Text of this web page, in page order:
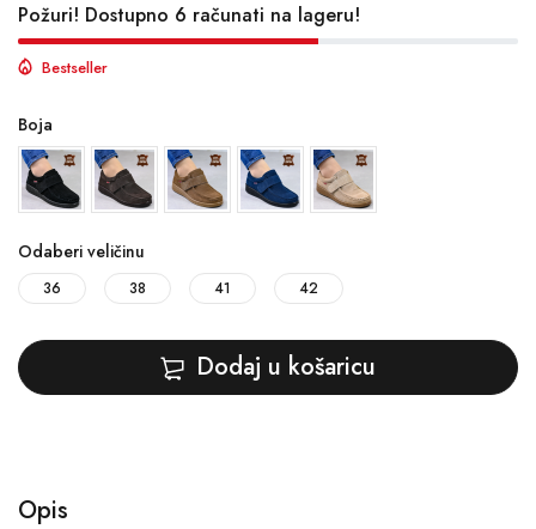
Požuri! Dostupno 6 računati na lageru!
Bestseller
Boja
Odaberi veličinu
36 38 41 42
Dodaj u košaricu
Opis